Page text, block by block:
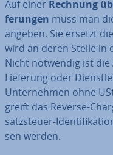
Auf einer Rechnung
fe­run­gen muss man
angeben. Sie ersetzt
wird an deren Stelle in
Nicht notwendig ist die
Lieferung oder
Un­ter­neh­men ohne
greift das Reverse-
satz­steu­er-
sen werden.